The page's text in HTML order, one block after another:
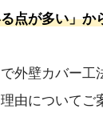
点が多い」か
外壁カバー
由についてご